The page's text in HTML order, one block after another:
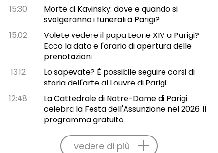
15:30
Morte di Kavinsky: dove e quando si
svolgeranno i funerali a Parigi?
15:02
Volete vedere il papa Leone XIV a Parigi?
Ecco la data e l'orario di apertura delle
prenotazioni
13:12
Lo sapevate? È possibile seguire corsi di
storia dell'arte al Louvre di Parigi.
12:48
La Cattedrale di Notre-Dame di Parigi
celebra la Festa dell'Assunzione nel 2026: il
programma gratuito
vedere di più